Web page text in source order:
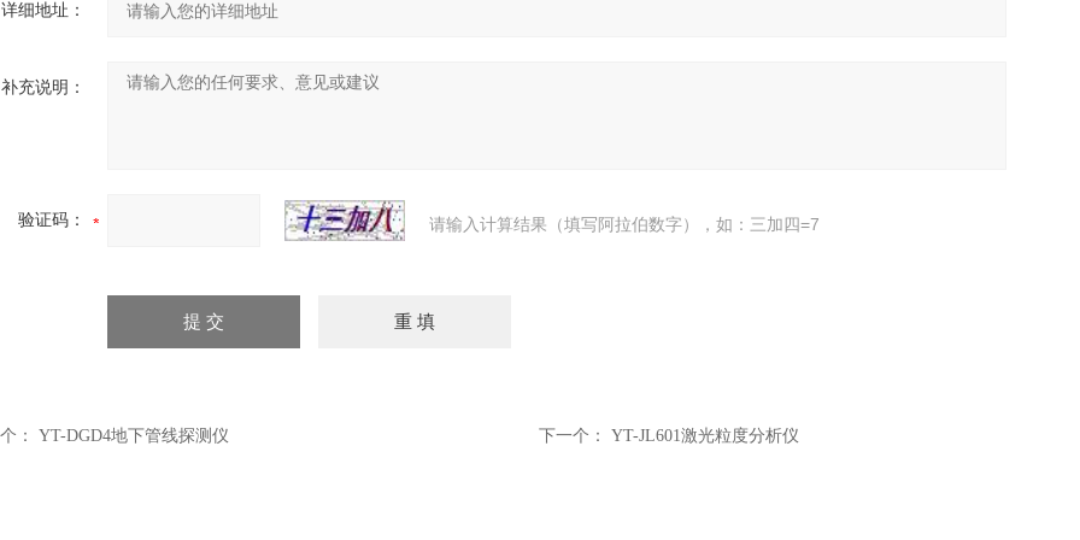
详细地址：
补充说明：
验证码： 请输入计算结果（填写阿拉伯数字），如：三加四=7
： YT-DGD4地下管线探测仪 下一个： YT-JL601激光粒度分析仪